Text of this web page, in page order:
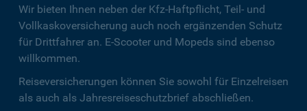
Wir bieten Ihnen neben der Kfz-Haftpflicht, Teil- und
Vollkaskoversicherung auch noch ergänzenden Schutz
für Drittfahrer an. E-Scooter und Mopeds sind ebenso
willkommen.
Reiseversicherungen können Sie sowohl für Einzelreisen
als auch als Jahresreiseschutzbrief abschließen.